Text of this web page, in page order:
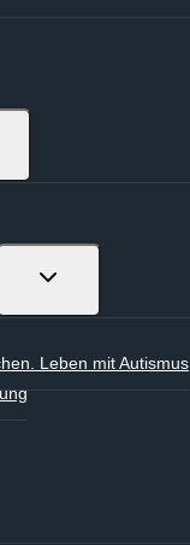
Untermenü
Leben mit Autismus